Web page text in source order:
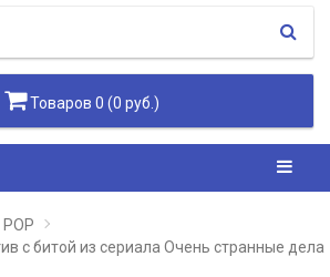
Товаров 0 (0 руб.)
с битой из сериала Очень странные дела